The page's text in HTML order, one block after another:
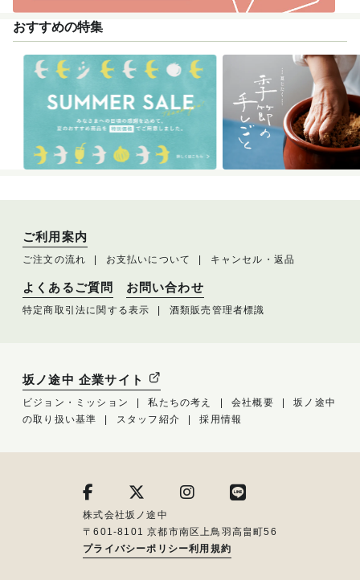
おすすめの特集
ご利用案内
ご注文の流れ お支払いについて キャンセル・返品
よくあるご質問 お問い合わせ
特定商取引法に関する表示 酒類販売管理者標識
坂ノ途中 企業サイト
ビジョン・ミッション 私たちの考え 会社概要
坂ノ途中
の取り扱い基準
スタッフ紹介 採用情報
株式会社坂ノ途中
〒601-8101 京都市南区上鳥羽高畠町56
プライバシーポリシー利用規約